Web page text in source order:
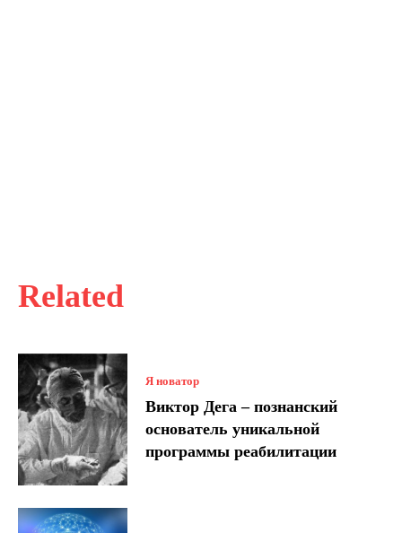
Related
Я новатор
Виктор Дега – познанский
основатель уникальной
программы реабилитации